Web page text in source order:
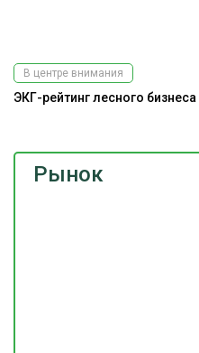
Рынок
В центре внимания
ЭКГ-рейтинг лесного бизнеса